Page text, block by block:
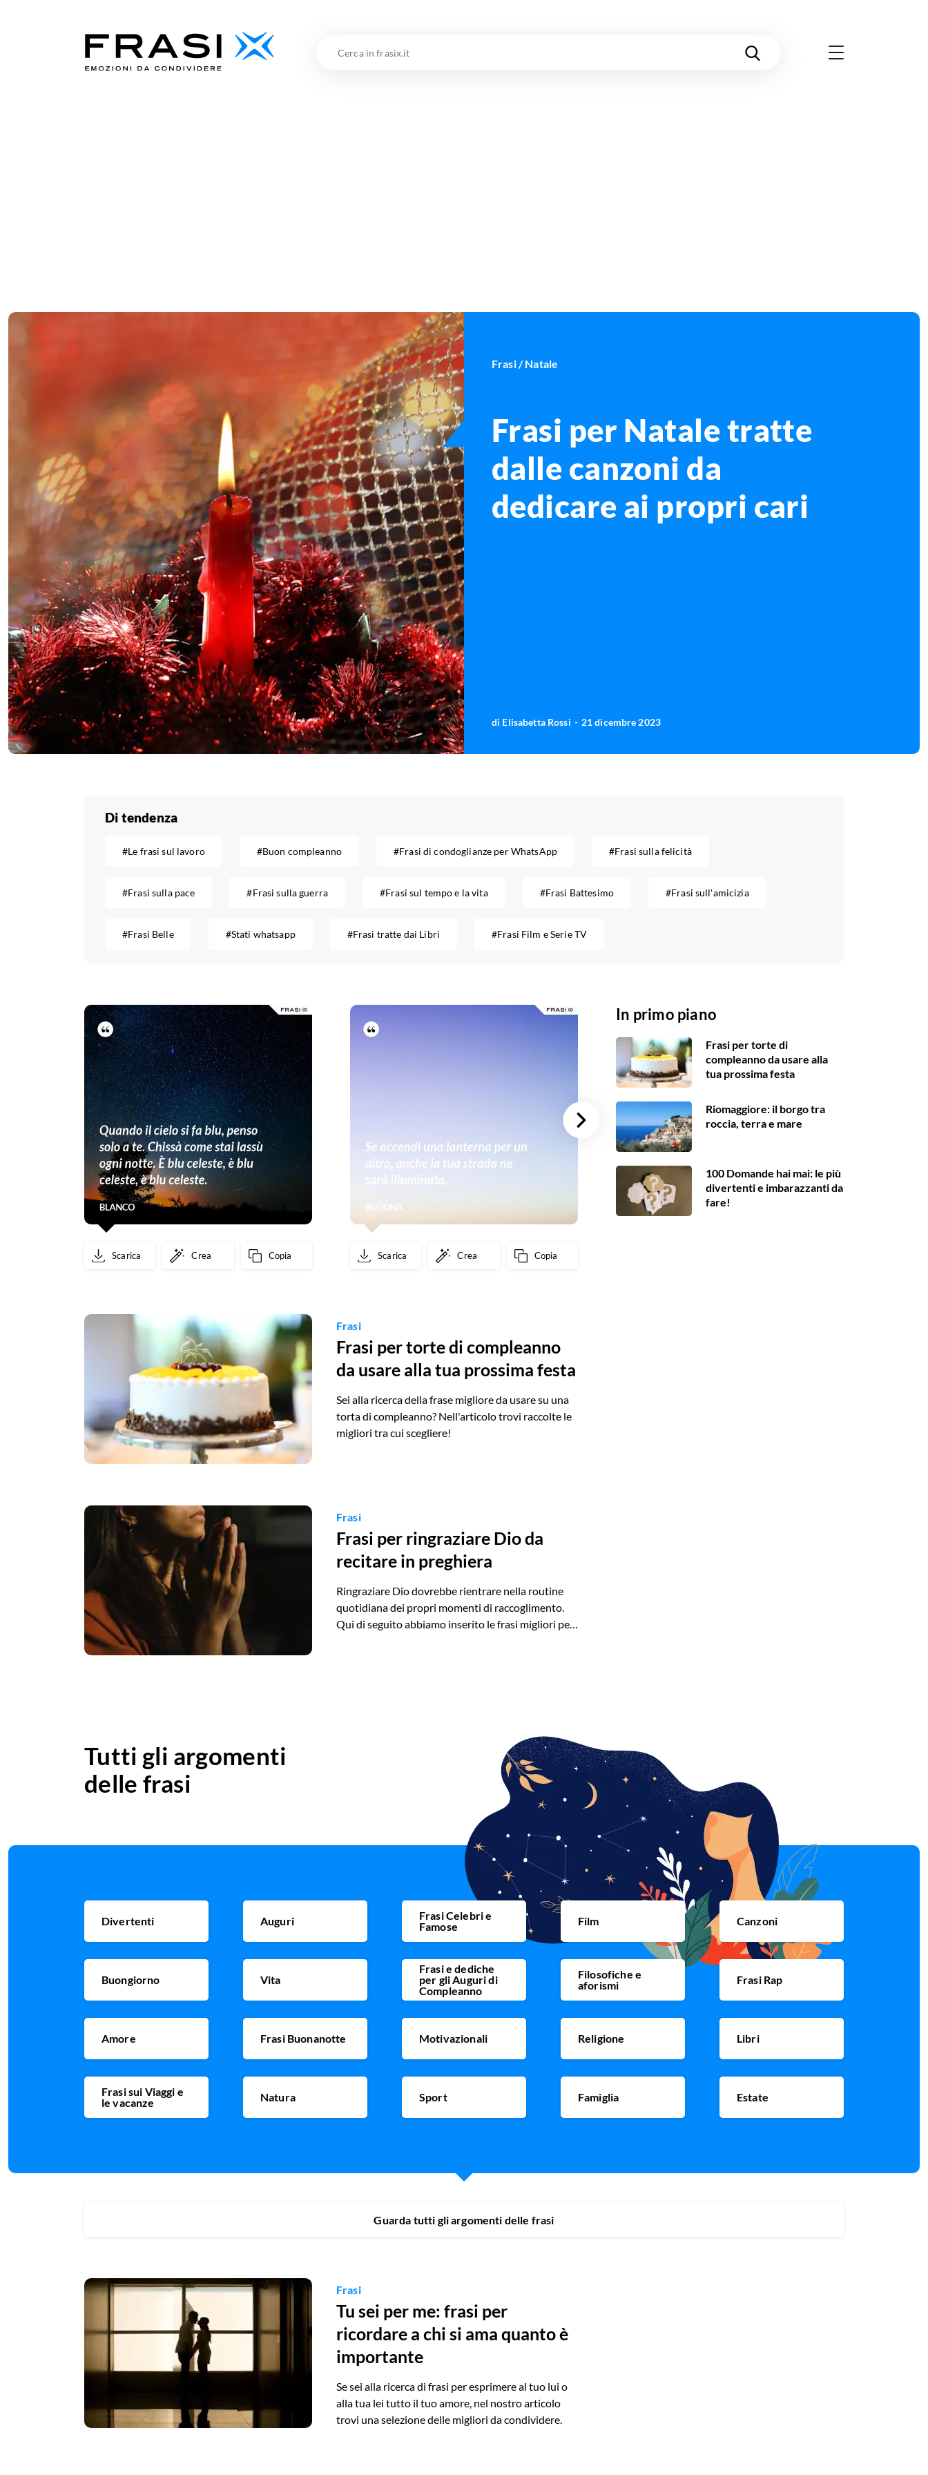
Frasi/ Natale
Frasi per Natale tratte
dalle canzoni da
dedicare ai propri cari
di Elisabetta Rossi 21 dicembre 2023
Di tendenza
#Le frasi sul lavoro #Buon compleanno #Frasi di condoglianze per WhatsApp #Frasi sulla felicità
#Frasi sulla pace #Frasi sulla guerra #Frasi sul tempo e la vita #Frasi Battesimo #Frasi sull'amicizia
#Frasi Belle #Stati whatsapp #Frasi tratte dai Libri #Frasi Film e Serie TV
Scarica Crea Copia Scarica Crea Copia
Frasi
Frasi per torte di compleanno
da usare alla tua prossima festa
Sei alla ricerca della frase migliore da usare su una
torta di compleanno? Nell'articolo trovi raccolte le
migliori tra cui scegliere!
Frasi
Frasi per ringraziare Dio da
recitare in preghiera
Ringraziare Dio dovrebbe rientrare nella routine
quotidiana dei propri momenti di raccoglimento.
Qui di seguito abbiamo inserito le frasi migliori per
Tutti gli argomenti
delle frasi
Divertenti Auguri
Frasi Celebri e
Famose
Film Canzoni
Buongiorno Vita
Frasi e dediche
per gli Auguri di
Compleanno
Filosofiche e
aforismi
Frasi Rap
Amore Frasi Buonanotte Motivazionali Religione Libri
Frasi sui Viaggi e
le vacanze
Natura Sport Famiglia Estate
Guarda tutti gli argomenti delle frasi
Frasi
Tu sei per me: frasi per
ricordare a chi si ama quanto è
importante
Se sei alla ricerca di frasi per esprimere al tuo lui o
alla tua lei tutto il tuo amore, nel nostro articolo
trovi una selezione delle migliori da condividere.
In primo piano
Frasi per torte di
compleanno da usare alla
tua prossima festa
Riomaggiore: il borgo tra
roccia, terra e mare
100 Domande hai mai: le più
divertenti e imbarazzanti da
fare!